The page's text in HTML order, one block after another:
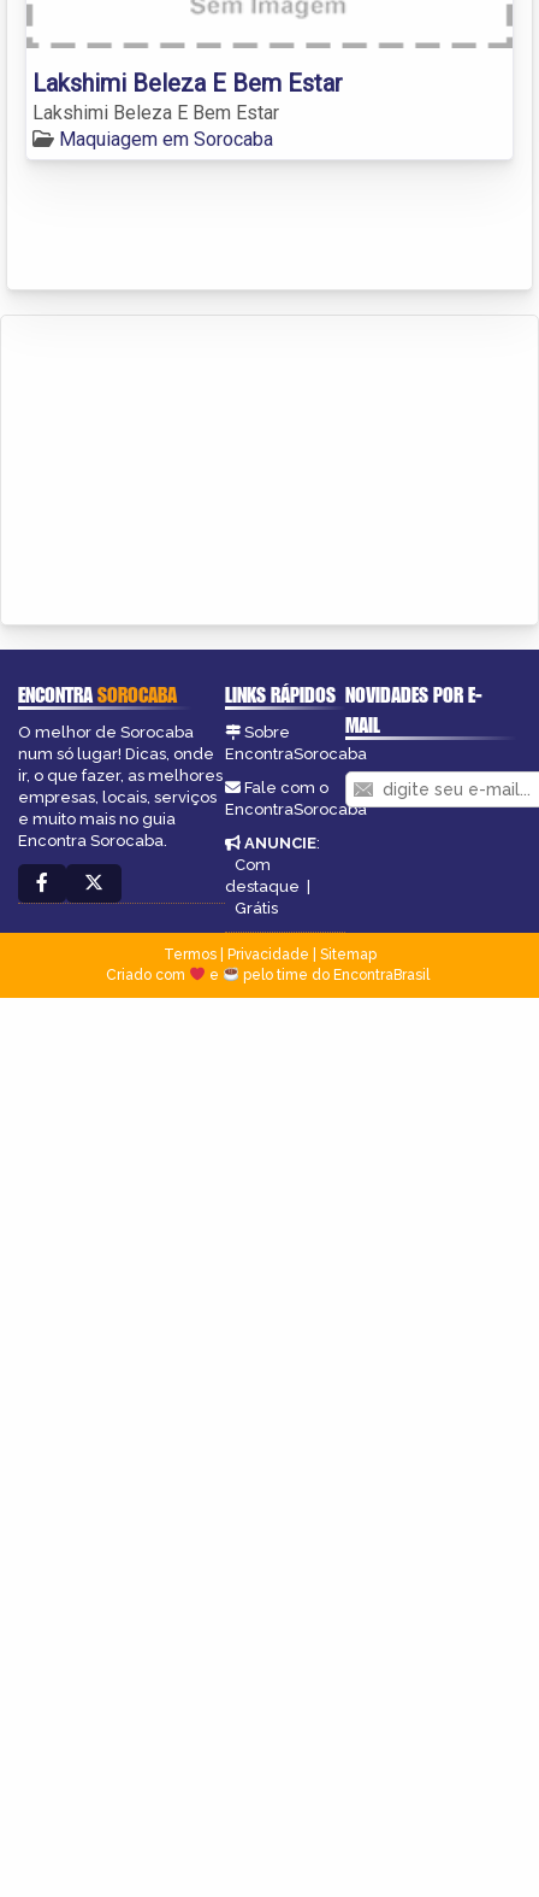
Lakshimi Beleza E Bem Estar
Lakshimi Beleza E Bem Estar
Maquiagem em Sorocaba
ENCONTRASOROCABA
O melhor de Sorocaba
num só lugar! Dicas, onde
ir, o que fazer, as melhores
empresas, locais, serviços
e muito mais no guia
Encontra Sorocaba.
LINKS RÁPIDOS
Sobre
EncontraSorocaba
Fale com o
EncontraSorocaba
ANUNCIE:
Com
destaque |
Grátis
NOVIDADES POR E-
MAIL
Termos| Privacidade
Sitemap
Criado com
e pelo time do EncontraBrasil